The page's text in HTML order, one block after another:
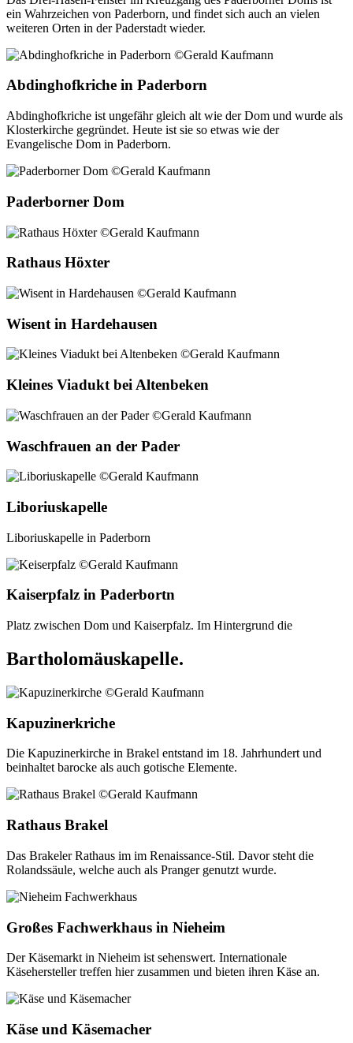
ein Wahrzeichen von Paderborn, und findet sich auch an vielen
weiteren Orten in der Paderstadt wieder.
Abdinghofkriche in Paderborn
Abdinghofkriche ist ungefähr gleich alt wie der Dom und wurde als
Klosterkirche gegründet. Heute ist sie so etwas wie der
Evangelische Dom in Paderborn.
Paderborner Dom
Rathaus Höxter
Wisent in Hardehausen
Kleines Viadukt bei Altenbeken
Waschfrauen an der Pader
Liboriuskapelle
Liboriuskapelle in Paderborn
Kaiserpfalz in Paderbortn
Platz zwischen Dom und Kaiserpfalz. Im Hintergrund die
Bartholomäuskapelle.
Kapuzinerkriche
Die Kapuzinerkirche in Brakel entstand im 18. Jahrhundert und
beinhaltet barocke als auch gotische Elemente.
Rathaus Brakel
Das Brakeler Rathaus im im Renaissance-Stil. Davor steht die
Rolandssäule, welche auch als Pranger genutzt wurde.
Großes Fachwerkhaus in Nieheim
Der Käsemarkt in Nieheim ist sehenswert. Internationale
Käsehersteller treffen hier zusammen und bieten ihren Käse an.
Käse und Käsemacher